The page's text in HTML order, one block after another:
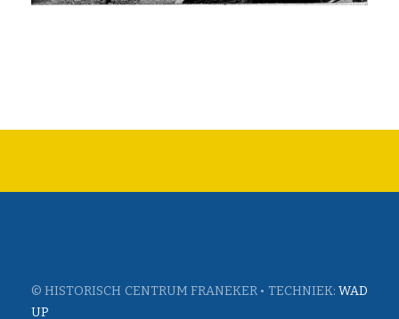
© HISTORISCH CENTRUM FRANEKER • TECHNIEK: WAD
UP